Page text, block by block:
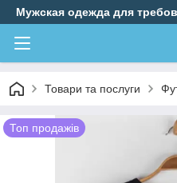
Мужская одежда для
Товари та послуги
Топ продажів